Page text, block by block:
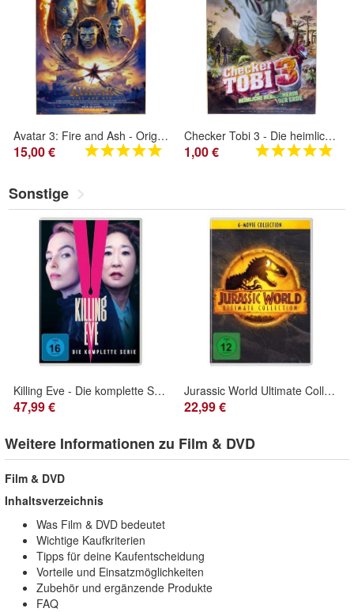
Avatar 3: Fire and Ash - Original Kinoplakat A1 - Hauptmotiv - Filmposter
15,00 €
Checker Tobi 3 - Die heimliche Herrscherin der Erde - Orig. Kinoplakat A1- Filmposter
1,00 €
Sonstige
Killing Eve - Die komplette Serie [DVD] TV-Serie, Thriller & Krimi, Deutsch
47,99 €
Jurassic World Ultimate Collection [6 DVDs] Action, Abenteuer, Spielfilm
22,99 €
Weitere Informationen zu Film & DVD
Film & DVD
Inhaltsverzeichnis
Was Film & DVD bedeutet
Wichtige Kaufkriterien
Tipps für deine Kaufentscheidung
Vorteile und Einsatzmöglichkeiten
Zubehör und ergänzende Produkte
FAQ